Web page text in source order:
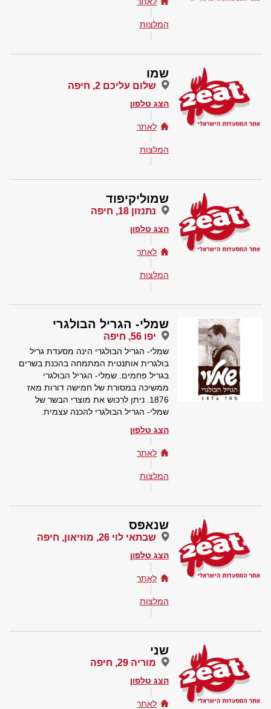
המלצות
שמו
שלום עליכם 2, חיפה
הצג טלפון
לאתר
המלצות
שמוליקיפוד
נתנזון 18, חיפה
הצג טלפון
לאתר
המלצות
שמלי- הגריל הבולגרי
יפו 56, חיפה
שמלי- הגריל הבולגרי הינה מסעדת גריל
בולגרית אותנטית המתמחה בהכנת בשרים
בגריל פחמים. שמלי- הגריל הבולגרי
ממשיכה במסורת של חמישה דורות מאז
1876. ניתן לרכוש את מוצרי הבשר של
שמלי- הגריל הבולגרי להכנה עצמית.
הצג טלפון
לאתר
המלצות
שנאפס
שבתאי לוי 26, מוזיאון, חיפה
הצג טלפון
לאתר
המלצות
שני
מוריה 29, חיפה
הצג טלפון
לאתר